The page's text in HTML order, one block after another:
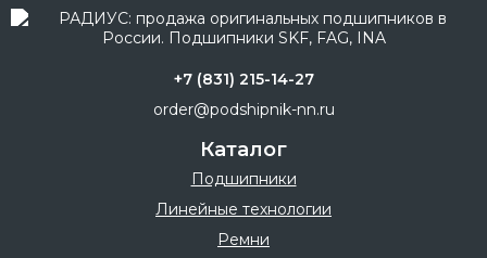
+7 (831) 215-14-27
order@podshipnik-nn.ru
Каталог
Подшипники
Линейные технологии
Ремни